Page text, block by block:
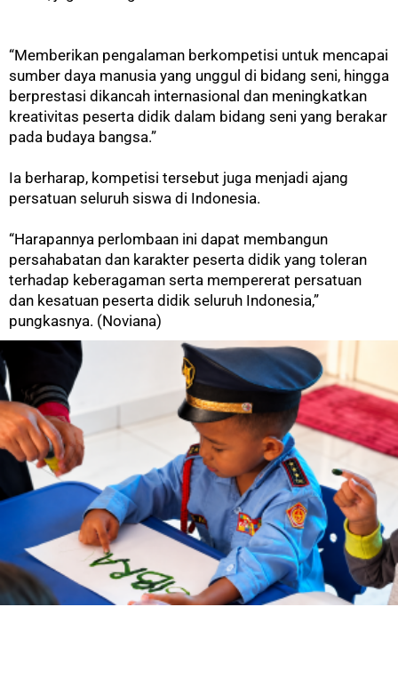
“Memberikan pengalaman berkompetisi untuk mencapai
sumber daya manusia yang unggul di bidang seni, hingga
berprestasi dikancah internasional dan meningkatkan
kreativitas peserta didik dalam bidang seni yang berakar
pada budaya bangsa.”
Ia berharap, kompetisi tersebut juga menjadi ajang
persatuan seluruh siswa di Indonesia.
“Harapannya perlombaan ini dapat membangun
persahabatan dan karakter peserta didik yang toleran
terhadap keberagaman serta mempererat persatuan
dan kesatuan peserta didik seluruh Indonesia,”
pungkasnya. (Noviana)